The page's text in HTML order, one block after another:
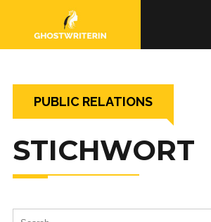
PUBLIC RELATIONS
STICHWORT